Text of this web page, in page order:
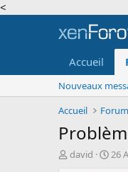
<
Accueil
Nouveaux
Accueil
A
david
D
26